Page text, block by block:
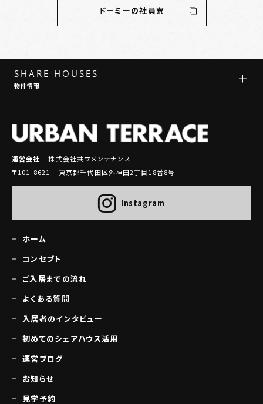
ドーミーの社員寮
SHARE HOUSES
物件情報
運営会社
株式会社共立メンテナンス
〒101-8621 東京都千代田区外神田2丁目18番8号
Instagram
ホーム
コンセプト
ご入居までの流れ
よくある質問
入居者のインタビュー
初めてのシェアハウス活用
運営ブログ
お知らせ
見学予約